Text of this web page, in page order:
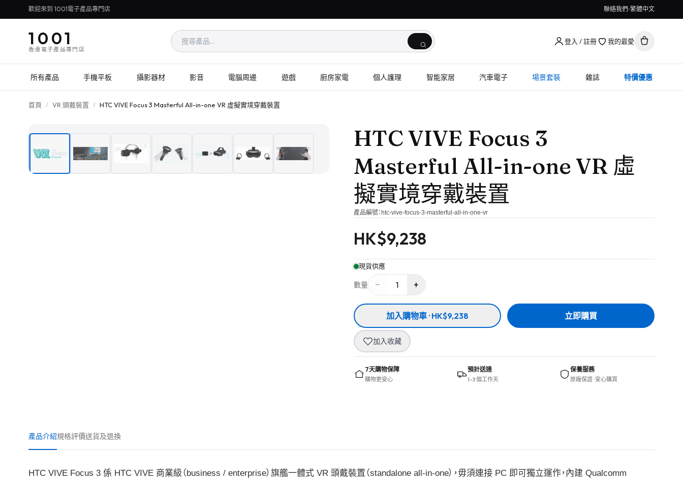
歡迎來到 1001電子產品專門店 聯絡我們 繁體中文
1001
香港電子產品專門店
登入 / 註冊 我的最愛
所有產品 手機平板 攝影器材 影音 電腦周邊 遊戲 廚房家電 個人護理 智能家居 汽車電子 場景套裝 雜誌 特價優惠
首頁 / VR 頭戴裝置 / HTC VIVE Focus 3 Masterful All-in-one VR 虛擬實境穿戴裝置
HTC VIVE Focus 3
Masterful All-in-one VR 虛
擬實境穿戴裝置
產品編號： htc-vive-focus-3-masterful-all-in-one-vr
HK$9,238
現貨供應
數量 − 1 +
加入購物車 · HK$9,238 立即購買
加入收藏
7天購物保障
購物更安心
預計送達
1–3 個工作天
保養服務
原廠保證 · 安心購買
產品介紹規格評價送貨及退換
HTC VIVE Focus 3 係 HTC VIVE 商業級（business / enterprise）旗艦一體式 VR 頭戴裝置（standalone all-in-one），毋須連接 PC 即可獨立運作，內建 Qualcomm